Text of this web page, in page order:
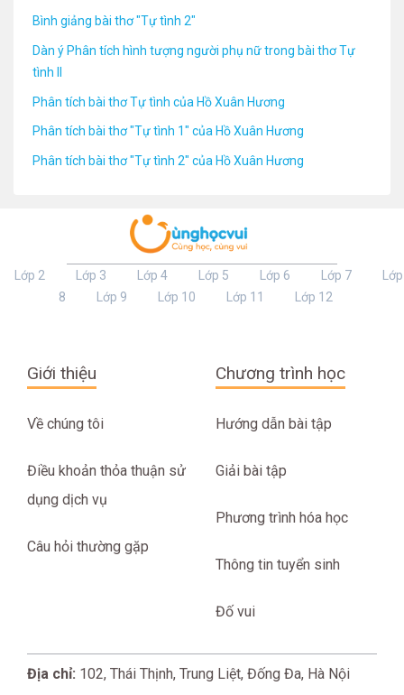
Bình giảng bài thơ "Tự tình 2"
Dàn ý Phân tích hình tượng người phụ nữ trong bài thơ Tự
tình II
Phân tích bài thơ Tự tình của Hồ Xuân Hương
Phân tích bài thơ "Tự tình 1" của Hồ Xuân Hương
Phân tích bài thơ "Tự tình 2" của Hồ Xuân Hương
Lớp 2 Lớp 3 Lớp 4 Lớp 5 Lớp 6 Lớp 7
Lớp
8
Lớp 9 Lớp 10 Lớp 11 Lớp 12
Giới thiệu
Về chúng tôi
Điều khoản thỏa thuận sử
dụng dịch vụ
Câu hỏi thường gặp
Chương trình học
Hướng dẫn bài tập
Giải bài tập
Phương trình hóa học
Thông tin tuyển sinh
Đố vui
Địa chỉ: 102, Thái Thịnh, Trung Liệt, Đống Đa, Hà Nội